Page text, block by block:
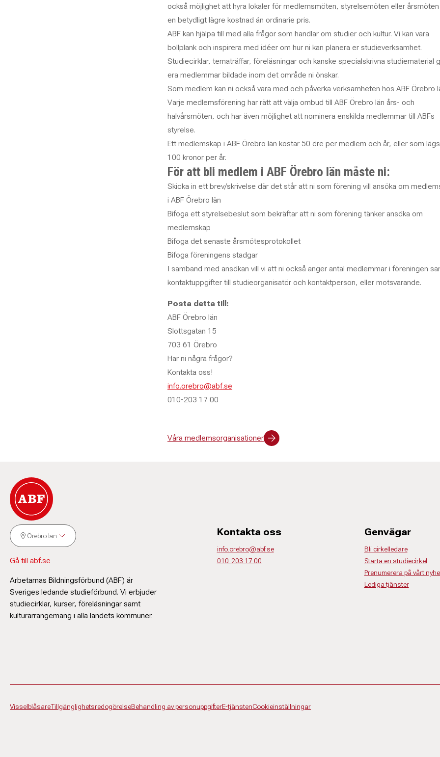
också möjlighet att hyra lokaler för medlemsmöten, styrelsemöten eller årsmöten
en betydligt lägre kostnad än ordinarie pris.
ABF kan hjälpa till med alla frågor som handlar om studier och kultur. Vi kan vara
bollplank och inspirera med idéer om hur ni kan planera er studieverksamhet.
Studiecirklar, tematräffar, föreläsningar och kanske specialskrivna studiematerial
era medlemmar bildade inom det område ni önskar.
Som medlem kan ni också vara med och påverka verksamheten hos ABF Örebro
Varje medlemsförening har rätt att välja ombud till ABF Örebro län års- och
halvårsmöten, och har även möjlighet att nominera enskilda medlemmar till ABFs
styrelse.
Ett medlemskap i ABF Örebro län kostar 50 öre per medlem och år, eller som
100 kronor per år.
För att bli medlem i ABF Örebro län måste ni:
Skicka in ett brev/skrivelse där det står att ni som förening vill ansöka om
i ABF Örebro län
Bifoga ett styrelsebeslut som bekräftar att ni som förening tänker ansöka om
medlemskap
Bifoga det senaste årsmötesprotokollet
Bifoga föreningens stadgar
I samband med ansökan vill vi att ni också anger antal medlemmar i föreningen
kontaktuppgifter till studieorganisatör och kontaktperson, eller motsvarande.
Posta detta till:
ABF Örebro län
Slottsgatan 15
703 61 Örebro
Har ni några frågor?
Kontakta oss!
E-post:
info.orebro@abf.se
Telefon:
010-203 17 00
Våra medlemsorganisationer
Örebro län
Gå till abf.se
Arbetarnas Bildningsförbund (ABF) är
Sveriges ledande studieförbund. Vi erbjuder
studiecirklar, kurser, föreläsningar samt
kulturarrangemang i alla landets kommuner.
Kontakta oss
info.orebro@abf.se
010-203 17 00
Genvägar
Bli cirkelledare
Starta en studiecirkel
Prenumerera på vårt
Lediga tjänster
VisselblåsareTillgänglighetsredogörelseBehandling av personuppgifterE-tjänstenCookieinställningar